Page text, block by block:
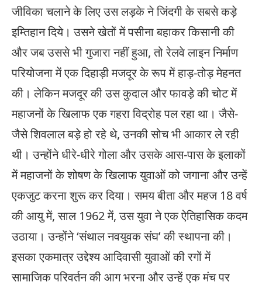
जीविका चलाने के लिए उस लड़के ने जिंदगी के सबसे कड़े
इम्तिहान दिये। उसने खेतों में पसीना बहाकर किसानी की
और जब उससे भी गुजारा नहीं हुआ, तो रेलवे लाइन निर्माण
परियोजना में एक दिहाड़ी मजदूर के रूप में हाड़-तोड़ मेहनत
की। लेकिन मजदूर की उस कुदाल और फावड़े की चोट में
महाजनों के खिलाफ एक गहरा विद्रोह पल रहा था। जैसे-
जैसे शिवलाल बड़े हो रहे थे, उनकी सोच भी आकार ले रही
थी। उन्होंने धीरे-धीरे गोला और उसके आस-पास के इलाकों
में महाजनों के शोषण के खिलाफ युवाओं को जगाना और उन्हें
एकजुट करना शुरू कर दिया। समय बीता और महज 18 वर्ष
की आयु में, साल 1962 में, उस युवा ने एक ऐतिहासिक कदम
उठाया। उन्होंने ‘संथाल नवयुवक संघ’ की स्थापना की।
इसका एकमात्र उद्देश्य आदिवासी युवाओं की रगों में
सामाजिक परिवर्तन की आग भरना और उन्हें एक मंच पर